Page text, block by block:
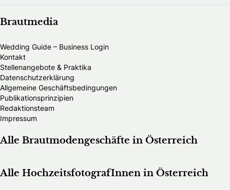
Brautmedia
Wedding Guide – Business Login
Kontakt
Stellenangebote & Praktika
Datenschutzerklärung
Allgemeine Geschäftsbedingungen
Publikationsprinzipien
Redaktionsteam
Impressum
Alle Brautmodengeschäfte in Österreich
Alle HochzeitsfotografInnen in Österreich